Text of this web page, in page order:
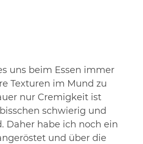
uns beim Essen immer
Texturen im Mund zu
nur Cremigkeit ist
schwierig und
Daher habe ich noch ein
und über die